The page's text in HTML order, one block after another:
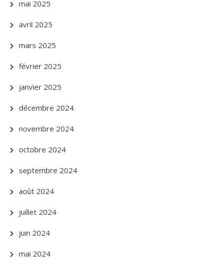
mai 2025
avril 2025
mars 2025
février 2025
janvier 2025
décembre 2024
novembre 2024
octobre 2024
septembre 2024
août 2024
juillet 2024
juin 2024
mai 2024